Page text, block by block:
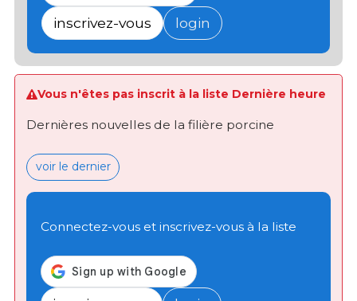
inscrivez-vous login
Vous n'êtes pas inscrit à la liste Dernière heure
Dernières nouvelles de la filière porcine
voir le dernier
Connectez-vous et inscrivez-vous à la liste